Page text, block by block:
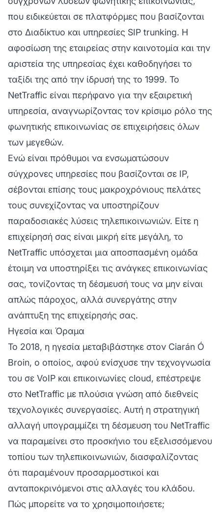
που ειδικεύεται σε πλατφόρμες που βασίζονται
στο Διαδίκτυο και υπηρεσίες SIP trunking. Η
αφοσίωση της εταιρείας στην καινοτομία και την
αριστεία της υπηρεσίας έχει καθοδηγήσει το
ταξίδι της από την ίδρυσή της το 1999. Το
NetTraffic είναι περήφανο για την εξαιρετική
υπηρεσία, αναγνωρίζοντας τον κρίσιμο ρόλο της
φωνητικής επικοινωνίας σε επιχειρήσεις όλων
των μεγεθών.
Ενώ είναι πρόθυμοι να ενσωματώσουν
σύγχρονες υπηρεσίες που βασίζονται σε IP,
σέβονται επίσης τους μακροχρόνιους πελάτες
τους συνεχίζοντας να υποστηρίζουν
παραδοσιακές λύσεις τηλεπικοινωνιών. Είτε η
επιχείρησή σας είναι μικρή είτε μεγάλη, το
NetTraffic υπόσχεται μια αποσπασμένη ομάδα
έτοιμη να υποστηρίξει τις ανάγκες επικοινωνίας
σας, τονίζοντας τη δέσμευσή τους να μην είναι
απλώς πάροχος, αλλά συνεργάτης στην
ανάπτυξη της επιχείρησής σας.
Ηγεσία και Όραμα
Το 2018, η ηγεσία μεταβιβάστηκε στον Ciarán Ó
Broin, ο οποίος, αφού ενίσχυσε την τεχνογνωσία
του σε VoIP και επικοινωνίες cloud, επέστρεψε
στο NetTraffic με πλούσια γνώση από διεθνείς
τεχνολογικές συνεργασίες. Αυτή η στρατηγική
αλλαγή υπογραμμίζει τη δέσμευση του NetTraffic
να παραμείνει στο προσκήνιο του εξελισσόμενου
τοπίου των τηλεπικοινωνιών, διασφαλίζοντας
ότι παραμένουν προσαρμοστικοί και
ανταποκρινόμενοι στις αλλαγές του κλάδου.
Πώς μπορείτε να το χρησιμοποιήσετε;